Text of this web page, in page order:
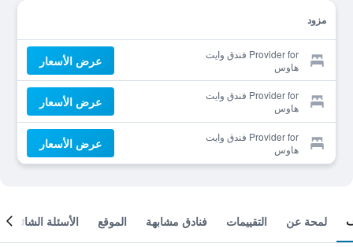
مزود
Provider for فندق وايت
هاوس
عرض الأسعار
Provider for فندق وايت
هاوس
عرض الأسعار
Provider for فندق وايت
هاوس
عرض الأسعار
لمحة عن التقييمات فنادق مشابهة الموقع الأسئلة الشائعة